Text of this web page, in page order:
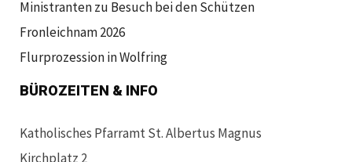
Ministranten zu Besuch bei den Schützen
Fronleichnam 2026
Flurprozession in Wolfring
BÜROZEITEN & INFO
Katholisches Pfarramt St. Albertus Magnus
Kirchplatz 2